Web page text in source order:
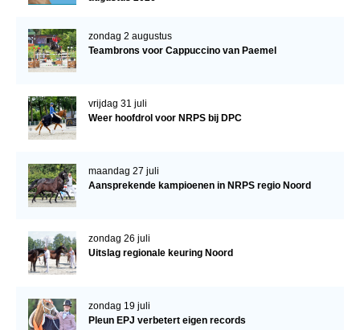
Verrichtingsonderzoek 2019-2020
Paard te koop
Inloggen
CONTACT
REGIO'S
Bestuur Regio Noord
Bestuur Regio Midden
zondag 2 augustus
Teambrons voor Cappuccino van Paemel
vrijdag 31 juli
Weer hoofdrol voor NRPS bij DPC
maandag 27 juli
Aansprekende kampioenen in NRPS regio Noord
zondag 26 juli
Uitslag regionale keuring Noord
zondag 19 juli
Pleun EPJ verbetert eigen records